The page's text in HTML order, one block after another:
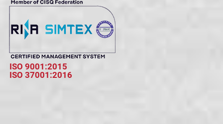
ISO 9001:2015
ISO 37001:2016